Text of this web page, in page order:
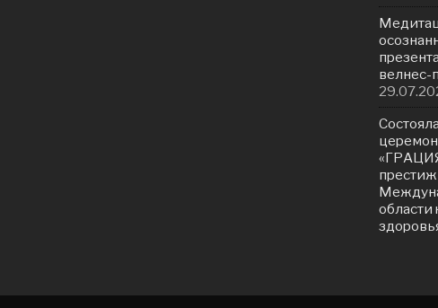
велнес-
области